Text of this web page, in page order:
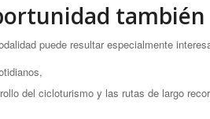
puede resultar especialmente
del cicloturismo y las rutas de largo